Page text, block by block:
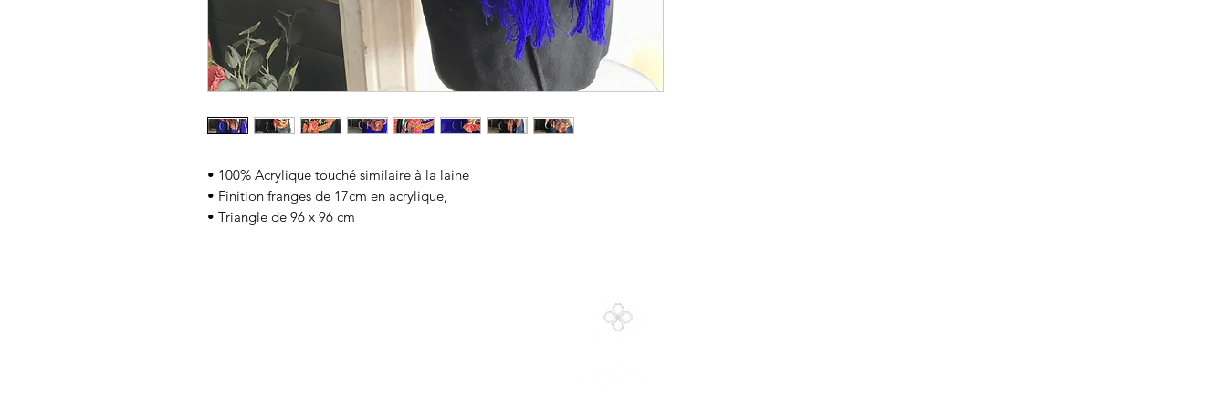
• 100% Acrylique touché similaire à la laine
• Finition franges de 17cm en acrylique,
• Triangle de 96 x 96 cm